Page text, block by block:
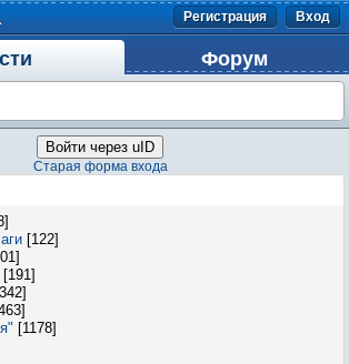
Регистрация Вход
Форум
Войти через uID
Старая форма входа
[122]
[191]
[1178]